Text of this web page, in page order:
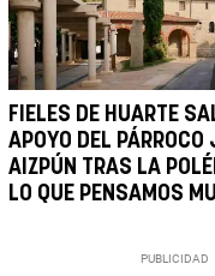
FIELES DE HUARTE
APOYO DEL PÁRROCO
AIZPÚN TRAS LA
LO QUE PENSAMOS